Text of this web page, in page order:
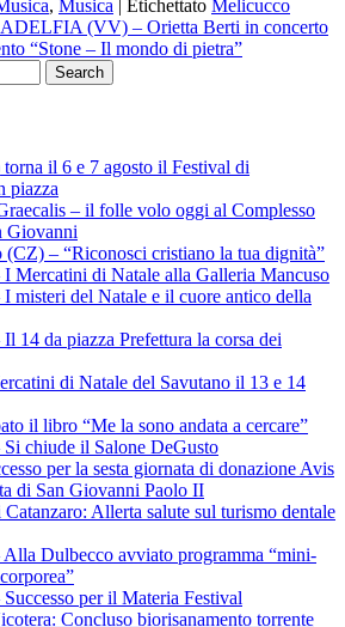
, Musica | Etichettato Melicucco
(VV) – Orietta Berti in concerto
“Stone – Il mondo di pietra”
il 6 e 7 agosto il Festival di
piazza
– il folle volo oggi al Complesso
Giovanni
– “Riconosci cristiano la tua dignità”
Mercatini di Natale alla Galleria Mancuso
del Natale e il cuore antico della
14 da piazza Prefettura la corsa dei
di Natale del Savutano il 13 e 14
il libro “Me la sono andata a cercare”
chiude il Salone DeGusto
per la sesta giornata di donazione Avis
di San Giovanni Paolo II
Allerta salute sul turismo dentale
Dulbecco avviato programma “mini-
per il Materia Festival
Concluso biorisanamento torrente